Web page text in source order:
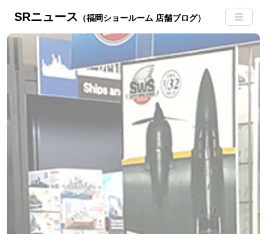
SRニュース （福岡ショールーム 店舗ブログ）